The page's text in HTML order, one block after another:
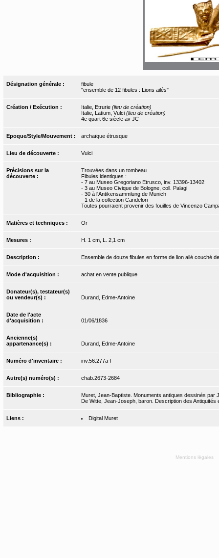
Désignation générale :
fibule
"ensemble de 12 fibules : Lions ailés"
Création / Exécution : Italie, Etrurie (lieu de création)
Italie, Latium, Vulci (lieu de création)
4e quart 6e siècle av JC
Epoque/Style/Mouvement : archaïque étrusque
Lieu de découverte : Vulci
Précisions sur la
découverte :
Trouvées dans un tombeau.
Fibules identiques :
- 7 au Museo Gregoriano Etrusco, inv. 13396-13402
- 3 au Museo Civique de Bologne, coll. Palagi
- 30 à l'Antikensammlung de Munich
- 1 de la collection Candelori
Toutes pourraient provenir des fouilles de Vincenzo
Matières et techniques : Or
Mesures : H. 1 cm, L. 2,1 cm
Description : Ensemble de douze fibules en forme de lion ailé couché
Mode d'acquisition : achat en vente publique
Donateur(s), testateur(s)
ou vendeur(s) :
Durand, Edme-Antoine
Date de l'acte
d'acquisition :
01/06/1836
Ancienne(s)
appartenance(s) :
Durand, Edme-Antoine
Numéro d'inventaire : inv.56.277a-l
Autre(s) numéro(s) : chab.2673-2684
Bibliographie :
Muret, Jean-Baptiste. Monuments antiques dessinés par
De Witte, Jean-Joseph, baron. Description des Antiquités
Liens : Digital Muret
Mentions légales